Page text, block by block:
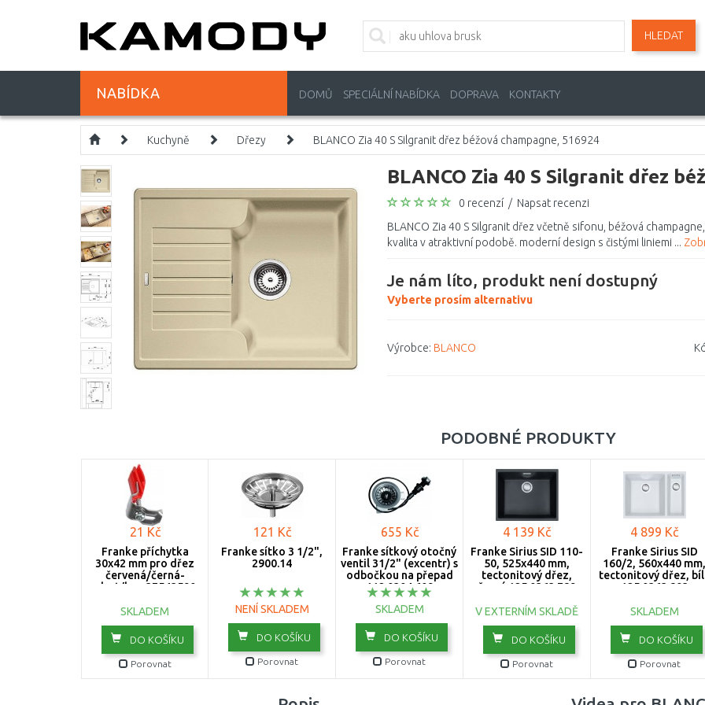
HLEDAT
NABÍDKA DOMŮ SPECIÁLNÍ NABÍDKA DOPRAVA KONTAKTY
Kuchyně Dřezy BLANCO Zia 40 S Silgranit dřez béžová champagne, 516924
BLANCO Zia 40 S Silgranit dřez
0 recenzí / Napsat recenzi
BLANCO Zia 40 S Silgranit dřez včetně sifonu, béžová
kvalita v atraktivní podobě. moderní design s čistými liniemi ...
Je nám líto, produkt není dostupný
Vyberte prosím alternativu
Výrobce: BLANCO
PODOBNÉ PRODUKTY
21 Kč
Franke příchytka
30x42 mm pro dřez
červená/černá-
plast/kov 37543590
SKLADEM
DO KOŠÍKU
Porovnat
121 Kč
Franke sítko 3 1/2",
2900.14
NENÍ SKLADEM
DO KOŠÍKU
Porovnat
655 Kč
Franke sítkový otočný
ventil 31/2" (excentr) s
odbočkou na přepad
112.0304.609
SKLADEM
DO KOŠÍKU
Porovnat
4 139 Kč
Franke Sirius SID 110-
50, 525x440 mm,
tectonitový dřez,
černý 125.0363.789
V EXTERNÍM SKLADĚ
DO KOŠÍKU
Porovnat
4 899 Kč
Franke Sirius SID
160/2, 560x440 mm,
tectonitový dřez,
125.0363.803
SKLADEM
DO KOŠÍKU
Porovnat